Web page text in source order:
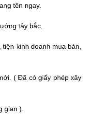
tên ngay.
tây bắc.
kinh doanh mua bán,
( Đã có giấy phép xây
gian ).